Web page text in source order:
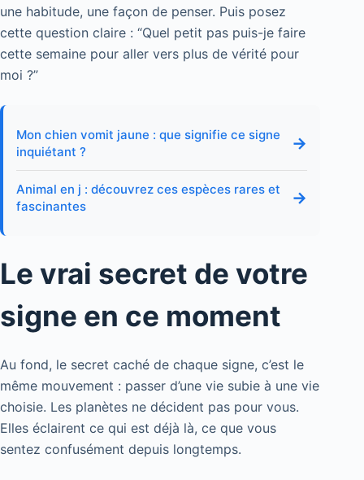
une habitude, une façon de penser. Puis posez
cette question claire : “Quel petit pas puis-je faire
cette semaine pour aller vers plus de vérité pour
moi ?”
Mon chien vomit jaune : que signifie ce signe
inquiétant ?
→
Animal en j : découvrez ces espèces rares et
fascinantes
→
Le vrai secret de votre
signe en ce moment
Au fond, le secret caché de chaque signe, c’est le
même mouvement : passer d’une vie subie à une vie
choisie. Les planètes ne décident pas pour vous.
Elles éclairent ce qui est déjà là, ce que vous
sentez confusément depuis longtemps.